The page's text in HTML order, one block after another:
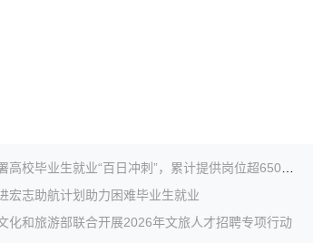
宏志助航计划助力困难毕业生就业
化和旅游部联合开展2026年文旅人才招聘专项行动